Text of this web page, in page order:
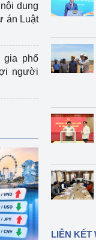
dung
án Luật
gia phổ
người
LIÊN KẾT